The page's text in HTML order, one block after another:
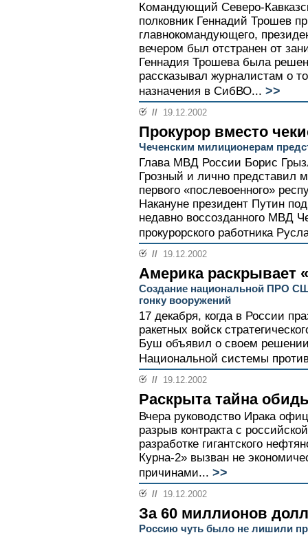
Командующий Северо-
полковник Геннадий Трошев
главнокомандующего,
вечером был отстранен от
Геннадия Трошева была
рассказывал журналистам о
назначения в СибВО... >>
// 19.12.2002
Прокурор вместо
Чеченским милиционерам
Глава МВД России Борис
Грозный и лично представил
первого «послевоенного»
Накануне президент Путин
недавно воссозданного МВД
прокурорского работника
// 19.12.2002
Америка раскрывает
Создание национальной ПРО
гонку вооружений
17 декабря, когда в России
ракетных войск
Буш объявил о своем
Национальной системы
// 19.12.2002
Раскрыта тайна
Вчера руководство Ирака
разрыв контракта с
разработке гигантского
Курна-2» вызван не
причинами... >>
// 19.12.2002
За 60 миллионов
Россию чуть было не лишили